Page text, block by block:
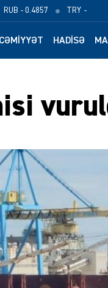
RUB - 0.4857 TRY -
CƏMIYYƏT HADISƏ